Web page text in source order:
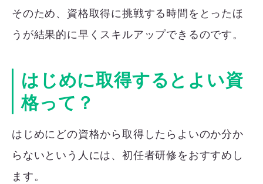
そのため、資格取得に挑戦する時間をとったほ
うが結果的に早くスキルアップできるのです。
はじめに取得するとよい資
格って？
はじめにどの資格から取得したらよいのか分か
らないという人には、初任者研修をおすすめし
ます。